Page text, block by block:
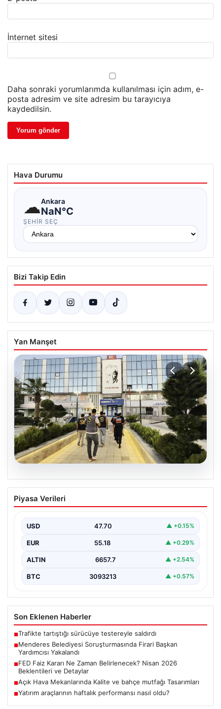
İnternet sitesi
Daha sonraki yorumlarımda kullanılması için adım, e-
posta adresim ve site adresim bu tarayıcıya
kaydedilsin.
Hava Durumu
☁Ankara
NaN°C
ŞEHIR SEÇ
Bizi Takip Edin
Yan Manşet
Menderes Belediyesi Soruşturmasında
Firari Başkan Yardımcısı Yakalandı
soruşturma kapsamında, Belediye Başkan Yardımcısı
Rüzgar Sönmez,…
Piyasa Verileri
USD 47.70 ▲ +0.15%
EUR 55.18 ▲ +0.29%
ALTIN 6657.7 ▲ +2.54%
BTC 3093213 ▲ +0.57%
Son Eklenen Haberler
■Trafikte tartıştığı sürücüye testereyle saldırdı
■Menderes Belediyesi Soruşturmasında Firari Başkan
Yardımcısı Yakalandı
■FED Faiz Kararı Ne Zaman Belirlenecek? Nisan 2026
Beklentileri ve Detaylar
■Açık Hava Mekanlarında Kalite ve bahçe mutfağı Tasarımları
■Yatırım araçlarının haftalık performansı nasıl oldu?